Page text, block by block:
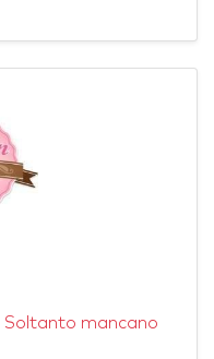
Soltanto mancano